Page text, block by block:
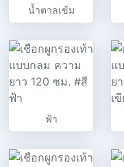
น้ำตาลเข้ม
ฟ้า